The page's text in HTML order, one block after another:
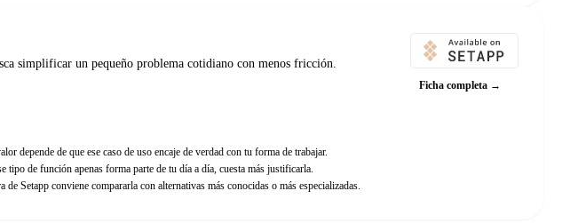
simplificar un pequeño problema cotidiano con menos fricción.
depende de que ese caso de uso encaje de verdad con tu forma de trabajar.
tipo de función apenas forma parte de tu día a día, cuesta más justificarla.
de Setapp conviene compararla con alternativas más conocidas o más especializadas.
Ficha completa →